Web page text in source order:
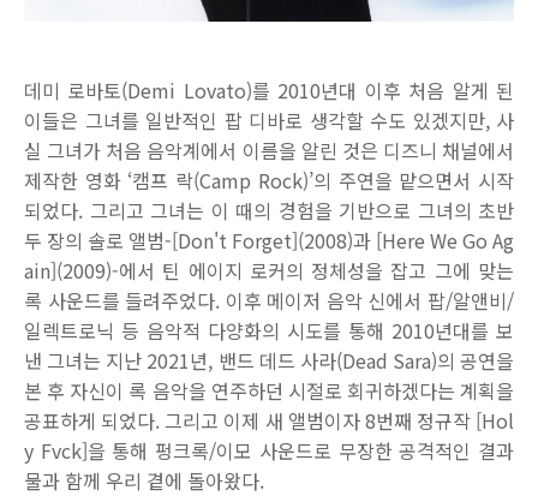
데미 로바토(Demi Lovato)를 2010년대 이후 처음 알게 된
이들은 그녀를 일반적인 팝 디바로 생각할 수도 있겠지만, 사
실 그녀가 처음 음악계에서 이름을 알린 것은 디즈니 채널에서
제작한 영화 ‘캠프 락(Camp Rock)’의 주연을 맡으면서 시작
되었다. 그리고 그녀는 이 때의 경험을 기반으로 그녀의 초반
두 장의 솔로 앨범-[Don't Forget](2008)과 [Here We Go Ag
ain](2009)-에서 틴 에이지 로커의 정체성을 잡고 그에 맞는
록 사운드를 들려주었다. 이후 메이저 음악 신에서 팝/알앤비/
일렉트로닉 등 음악적 다양화의 시도를 통해 2010년대를 보
낸 그녀는 지난 2021년, 밴드 데드 사라(Dead Sara)의 공연을
본 후 자신이 록 음악을 연주하던 시절로 회귀하겠다는 계획을
공표하게 되었다. 그리고 이제 새 앨범이자 8번째 정규작 [Hol
y Fvck]을 통해 펑크록/이모 사운드로 무장한 공격적인 결과
물과 함께 우리 곁에 돌아왔다.